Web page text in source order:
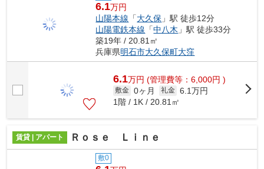
6.1万円
山陽本線 「大久保 」駅 徒歩12分
山陽電鉄本線 「中八木 」駅 徒歩33分
築19年 / 20.81㎡
兵庫県明石市大久保町大窪
6.1万円 (管理費等：6,000円 )
敷金 0ヶ月 礼金 6.1万円
1階 / 1K / 20.81㎡
賃貸 | アパート Ｒｏｓｅ Ｌｉｎｅ
敷0